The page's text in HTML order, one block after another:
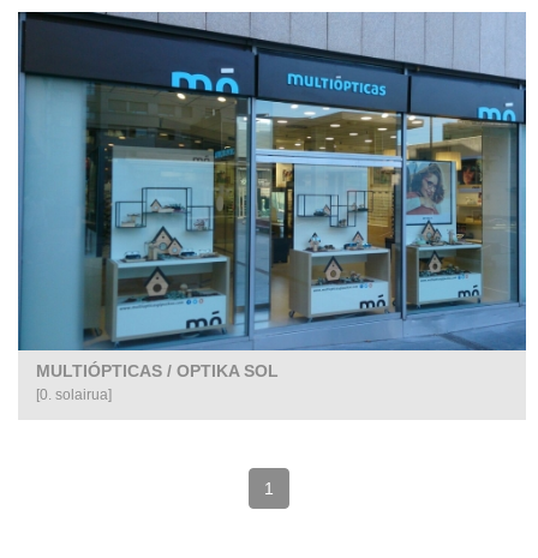
MULTIÓPTICAS / OPTIKA SOL
[0. solairua]
1
egungo